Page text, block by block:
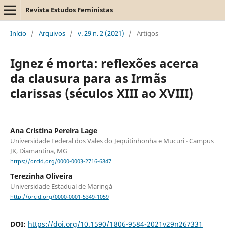
Revista Estudos Feministas
Início / Arquivos / v. 29 n. 2 (2021) / Artigos
Ignez é morta: reflexões acerca
da clausura para as Irmãs
clarissas (séculos XIII ao XVIII)
Ana Cristina Pereira Lage
Universidade Federal dos Vales do Jequitinhonha e Mucuri - Campus
JK, Diamantina, MG
https://orcid.org/0000-0003-2716-6847
Terezinha Oliveira
Universidade Estadual de Maringá
http://orcid.org/0000-0001-5349-1059
DOI: https://doi.org/10.1590/1806-9584-2021v29n267331